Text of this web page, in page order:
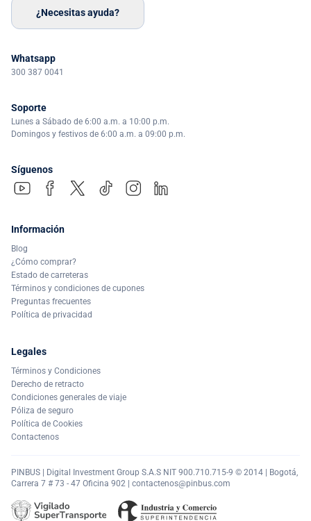
¿Necesitas ayuda?
Whatsapp
300 387 0041
Soporte
Lunes a Sábado de 6:00 a.m. a 10:00 p.m.
Domingos y festivos de 6:00 a.m. a 09:00 p.m.
Síguenos
Información
Blog
¿Cómo comprar?
Estado de carreteras
Términos y condiciones de cupones
Preguntas frecuentes
Política de privacidad
Legales
Términos y Condiciones
Derecho de retracto
Condiciones generales de viaje
Póliza de seguro
Política de Cookies
Contactenos
PINBUS | Digital Investment Group S.A.S NIT 900.710.715-9 © 2014 | Bogotá,
Carrera 7 # 73 - 47 Oficina 902 | contactenos@pinbus.com